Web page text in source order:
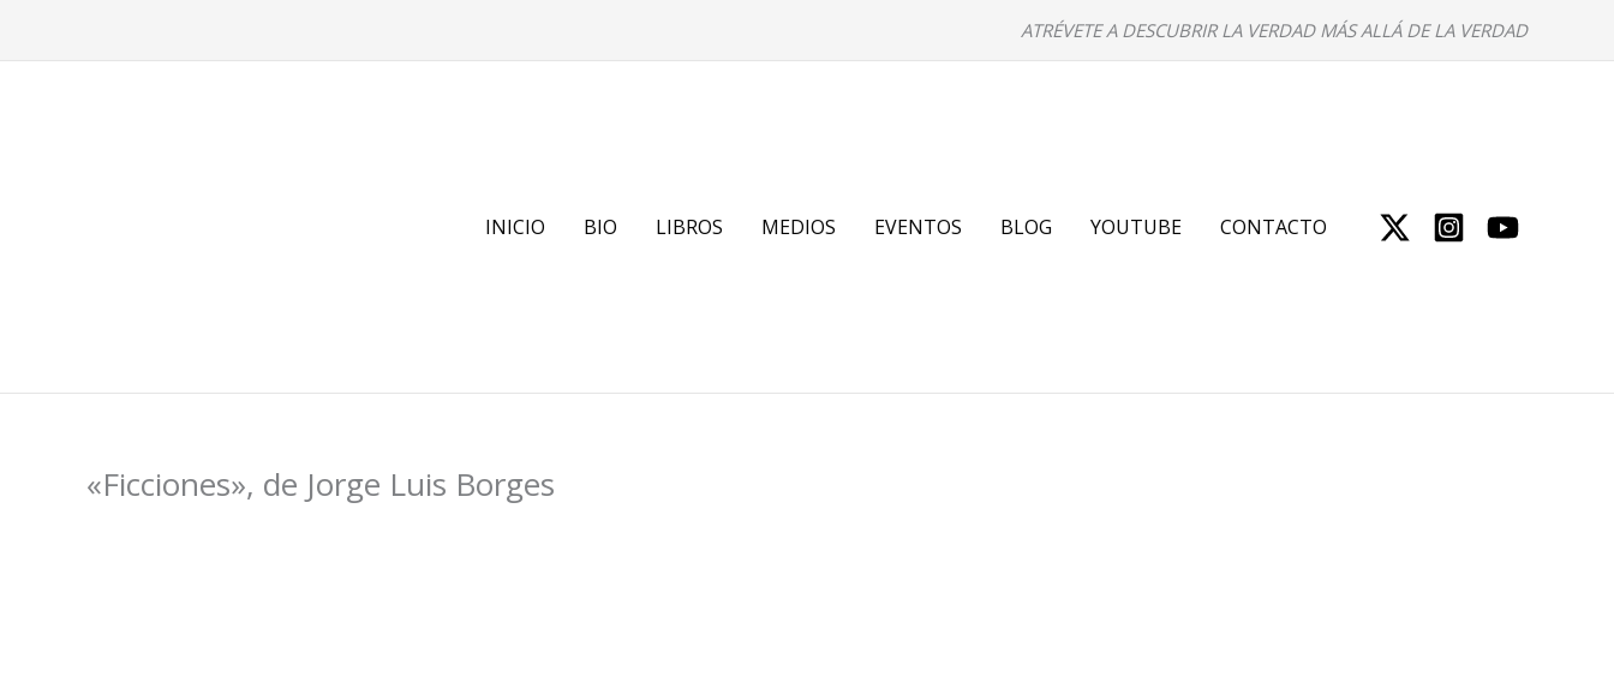
ATRÉVETE A DESCUBRIR LA VERDAD MÁS ALLÁ DE LA VERDAD
INICIO BIO LIBROS MEDIOS EVENTOS BLOG YOUTUBE CONTACTO
«Ficciones», de Jorge Luis Borges